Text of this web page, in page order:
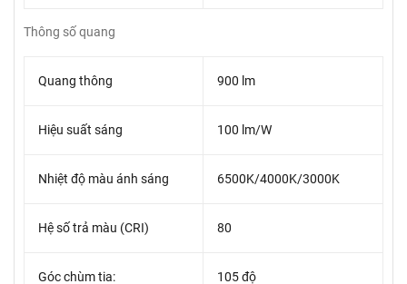
Thông số quang
Quang thông 900 lm
Hiệu suất sáng 100 lm/W
Nhiệt độ màu ánh sáng 6500K/4000K/3000K
Hệ số trả màu (CRI) 80
Góc chùm tia: 105 độ